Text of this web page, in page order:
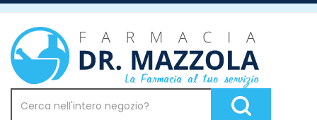
Passa
contenuto
principale
Farmacia
Mazzola
Prodotto
Cerca Prodotto